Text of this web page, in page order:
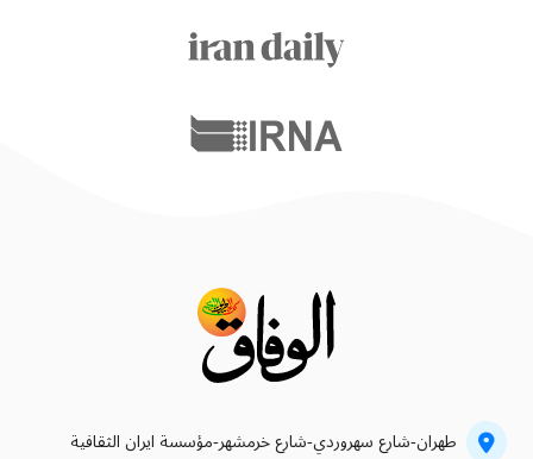
طهران-شارع سهروردي-شارع خرمشهر-مؤسسة ايران الثقافية